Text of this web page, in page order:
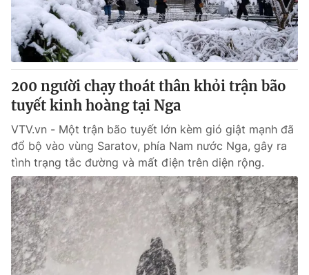
200 người chạy thoát thân khỏi trận bão
tuyết kinh hoàng tại Nga
VTV.vn - Một trận bão tuyết lớn kèm gió giật mạnh đã
đổ bộ vào vùng Saratov, phía Nam nước Nga, gây ra
tình trạng tắc đường và mất điện trên diện rộng.